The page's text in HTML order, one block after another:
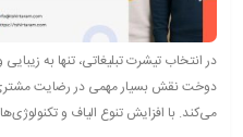
در انتخاب تیشرت تبلیغاتی، تنها به
دوخت نقش بسیار مهمی در رضایت
می‌کند. با افزایش تنوع الیاف و